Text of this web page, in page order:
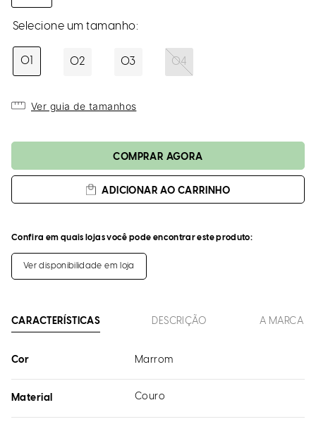
01 02 03 04
Ver guia de tamanhos
ADICIONAR AO CARRINHO
Confira em quais lojas você pode encontrar este produto:
Ver disponibilidade em loja
CARACTERÍSTICAS DESCRIÇÃO A MARCA
Cor Marrom
Material Couro